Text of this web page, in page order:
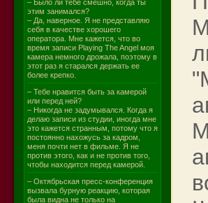
– Было ли тебе смешно, когда ты
этим занимался?
– Да, наверное. Я не представляю
себя в качестве хорошего
оператора. Мне кажется, что во
время записи Playing The Angel моя
камера немного дрожала, поэтому в
этот раз я старался держать ее
более крепко.
– Тебе нравится быть за камерой
или перед ней?
– Никогда не задумывался. Когда я
делаю записи из студии, иногда мне
это кажется странным, потому что я
постоянно нахожусь за кадром,
меня почти нет в фильме. Я не
против этого, как и не против того,
чтобы находится перед камерой.
– Октябрьская пресс-конференция
вызвала бурную реакцию, которая
была видна не только на